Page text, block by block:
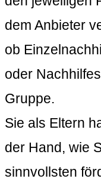
dem Anbieter
ob
oder
Gruppe.
Sie als Eltern
der Hand, wie
sinnvollsten